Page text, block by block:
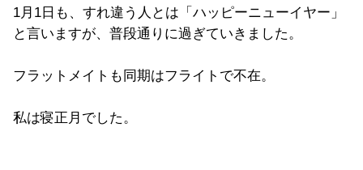
1月1日も、すれ違う人とは「ハッピーニューイヤー」
と言いますが、普段通りに過ぎていきました。
フラットメイトも同期はフライトで不在。
私は寝正月でした。